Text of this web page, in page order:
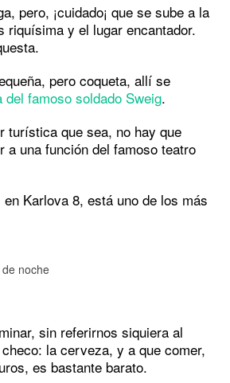
pero, ¡cuidado¡ que se sube a la
riquísima y el lugar encantador.
pero coqueta, allí se
del famoso soldado Sweig.
turística que sea, no hay que
a una función del famoso teatro
en Karlova 8, está uno de los más
noche
sin referirnos siquiera al
la cerveza, y a que comer,
es bastante barato.